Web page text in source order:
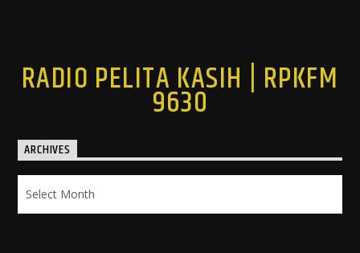
RADIO PELITA KASIH | RPKFM
9630
ARCHIVES